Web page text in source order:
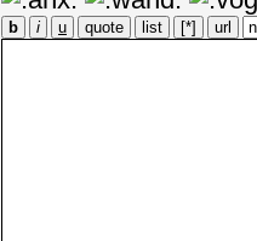
b i u quote list [*] url